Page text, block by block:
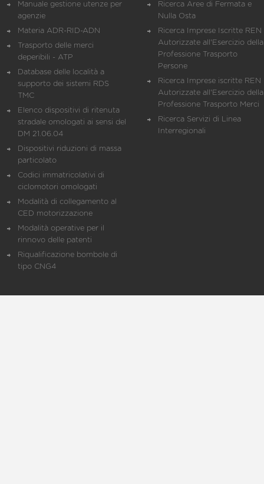
Manuale gestione utenze per
agenzie
Materia ADR-RID-ADN
Trasporto delle merci
deperibili - ATP
Database delle località a
supporto dei sistemi RDS
TMC
Elenco dispositivi di ritenuta
stradale omologati ai sensi del
DM 21.06.04
Dispositivi riduzioni di massa
particolato
Codici immatricolativi di
ciclomotori omologati
Modalità di collegamento al
CED motorizzazione
Modalità operative per il
rinnovo delle patenti
Riqualificazione bombole di
tipo CNG4
Ricerca Aree di Fermata e
Nulla Osta
Ricerca Imprese Iscritte REN
Autorizzate all'Esercizio della
Professione Trasporto
Persone
Ricerca Imprese iscritte REN
Autorizzate all'Esercizio della
Professione Trasporto Merci
Ricerca Servizi di Linea
Interregionali